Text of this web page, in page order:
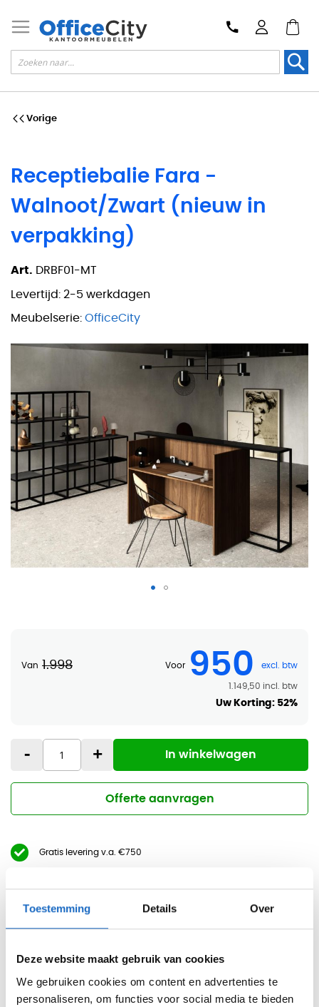
Toestemming Details Over
Deze website maakt gebruik van cookies
We gebruiken cookies om content en advertenties te
personaliseren, om functies voor social media te bieden
Receptiebalie Fara -
Walnoot/Zwart (nieuw in
verpakking)
Art. DRBF01-MT
Levertijd: 2-5 werkdagen
Meubelserie: OfficeCity
Receptiebalie Fara - Walnoot/Zwart (nieuw in verpakking)
Voor 950
1.149,50
Van 1.998
Uw Korting: 52%
- + In winkelwagen
Offerte aanvragen
Gratis levering v.a. €750
Professionele bezorg- en montageservice
Inspirerende showroom in Haarlem
Vorige
Beschrijving